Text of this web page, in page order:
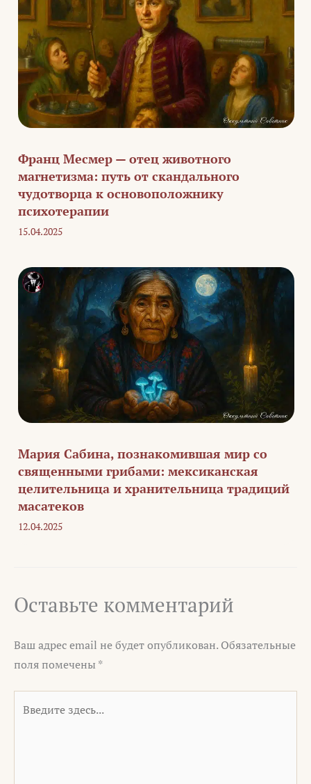
Франц Месмер — отец животного
магнетизма: путь от скандального
чудотворца к основоположнику
психотерапии
15.04.2025
Мария Сабина, познакомившая мир со
священными грибами: мексиканская
целительница и хранительница традиций
масатеков
12.04.2025
Оставьте комментарий
Ваш адрес email не будет опубликован. Обязательные
поля помечены *
здесь...